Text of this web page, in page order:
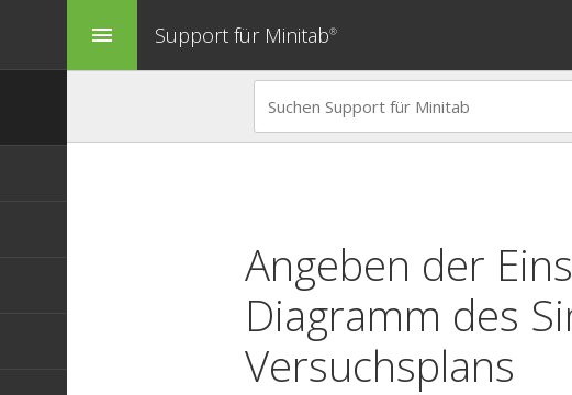
menu Support für Minitab®
Angeben der
Diagramm des
Versuchsplans